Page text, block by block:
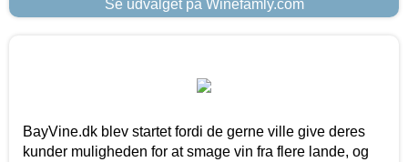
Se udvalget på Winefamly.com
BayVine.dk blev startet fordi de gerne ville give deres
kunder muligheden for at smage vin fra flere lande, og